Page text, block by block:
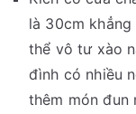
là 30cm
thể vô tư xào
đình có nhiều
thêm món đun